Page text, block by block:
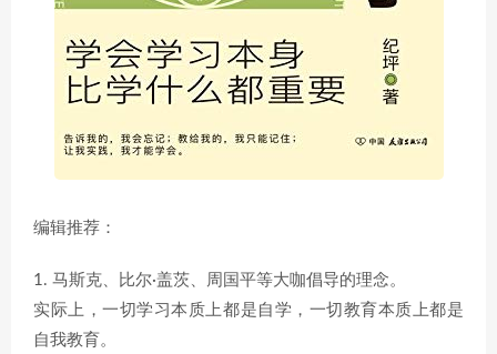
编辑推荐：
1. 马斯克、比尔·盖茨、周国平等大咖倡导的理念。
实际上，一切学习本质上都是自学，一切教育本质上都是
自我教育。